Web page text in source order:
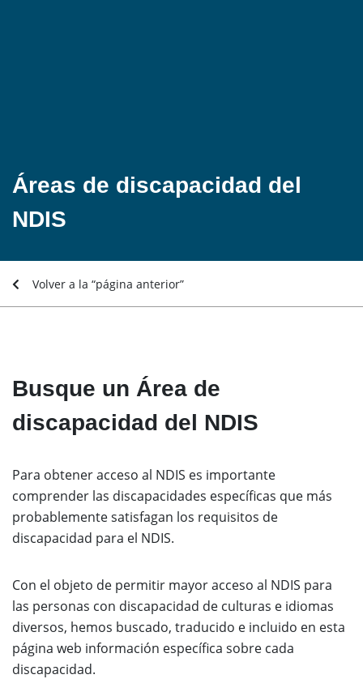
Áreas de discapacidad del
NDIS
Volver a la “página anterior”
Busque un Área de
discapacidad del NDIS
Para obtener acceso al NDIS es importante
comprender las discapacidades específicas que más
probablemente satisfagan los requisitos de
discapacidad para el NDIS.
Con el objeto de permitir mayor acceso al NDIS para
las personas con discapacidad de culturas e idiomas
diversos, hemos buscado, traducido e incluido en esta
página web información específica sobre cada
discapacidad.